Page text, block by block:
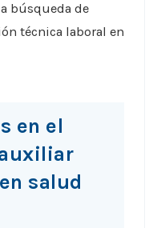
búsqueda de
técnica laboral en
en el
salud